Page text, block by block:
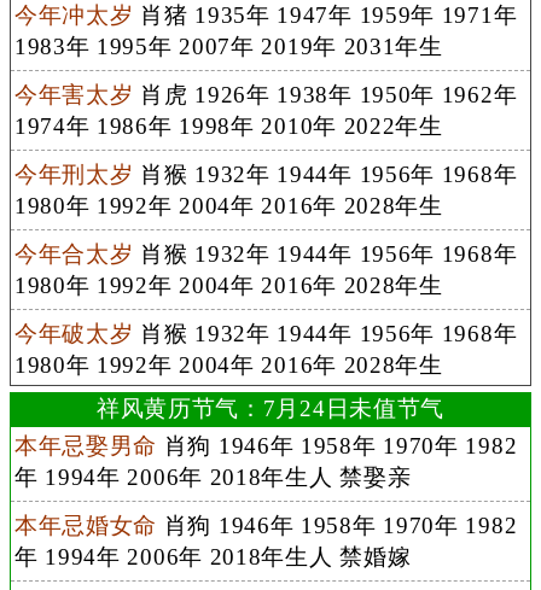
今年冲太岁 肖猪 1935年 1947年 1959年 1971年
1983年 1995年 2007年 2019年 2031年生
今年害太岁 肖虎 1926年 1938年 1950年 1962年
1974年 1986年 1998年 2010年 2022年生
今年刑太岁 肖猴 1932年 1944年 1956年 1968年
1980年 1992年 2004年 2016年 2028年生
今年合太岁 肖猴 1932年 1944年 1956年 1968年
1980年 1992年 2004年 2016年 2028年生
今年破太岁 肖猴 1932年 1944年 1956年 1968年
1980年 1992年 2004年 2016年 2028年生
祥风黄历节气：7月24日未值节气
本年忌娶男命 肖狗 1946年 1958年 1970年 1982
年 1994年 2006年 2018年生人 禁娶亲
本年忌婚女命 肖狗 1946年 1958年 1970年 1982
年 1994年 2006年 2018年生人 禁婚嫁